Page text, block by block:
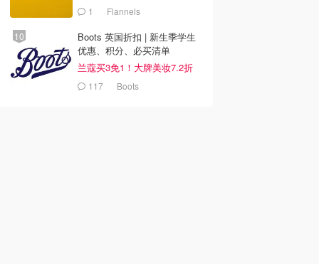
1 Flannels
Boots 英国折扣 | 新生季学生
优惠、积分、必买清单
兰蔻买3免1！大牌美妆7.2折
117 Boots